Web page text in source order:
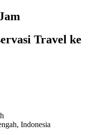
Travel ke
Indonesia